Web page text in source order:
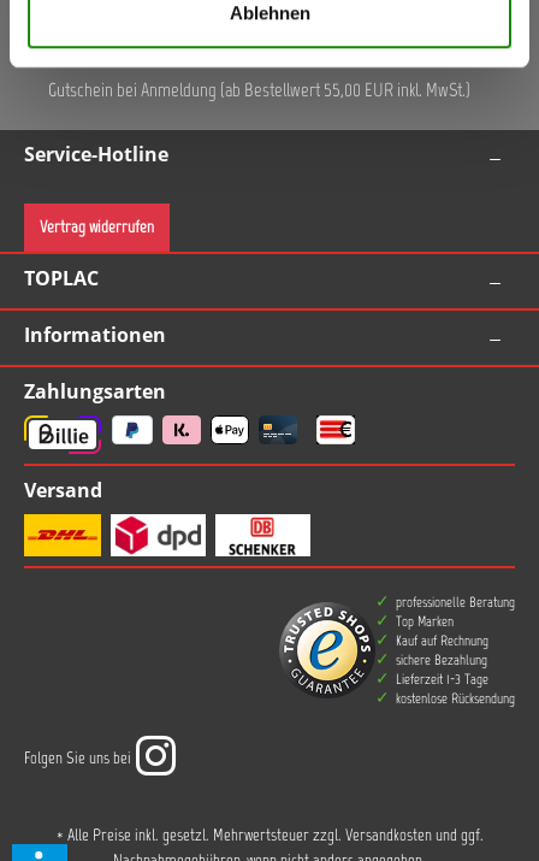
Ablehnen
5,50 €(Inkl. Mwst.)Gutschein
Gutschein bei Anmeldung (ab Bestellwert 55,00 EUR inkl. MwSt.)
Service-Hotline
Vertrag widerrufen
TOPLAC
Informationen
Zahlungsarten
Versand
professionelle Beratung
Top Marken
Kauf auf Rechnung
sichere Bezahlung
Lieferzeit 1-3 Tage
kostenlose Rücksendung
Folgen Sie uns bei
* Alle Preise inkl. gesetzl. Mehrwertsteuer zzgl. Versandkostenund ggf.